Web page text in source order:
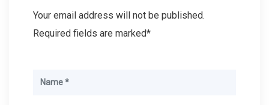
Your email address will not be published.
Required fields are marked*